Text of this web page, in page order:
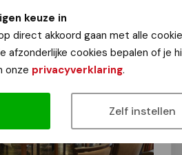
keuze in
direct akkoord gaan met alle
afzonderlijke cookies bepalen of je
onze privacyverklaring.
Zelf instellen